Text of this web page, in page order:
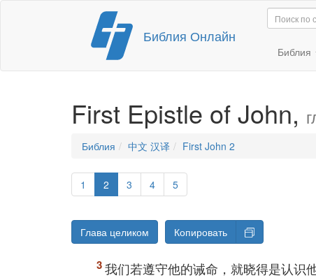
Перейти
содержимому
Библия Онлайн
Библия
First Epistle of John,
Библия 中文 汉译 First John 2
1 2 3 4 5
Глава целиком Копировать
我们若遵守他的诫命，就晓得是认识他